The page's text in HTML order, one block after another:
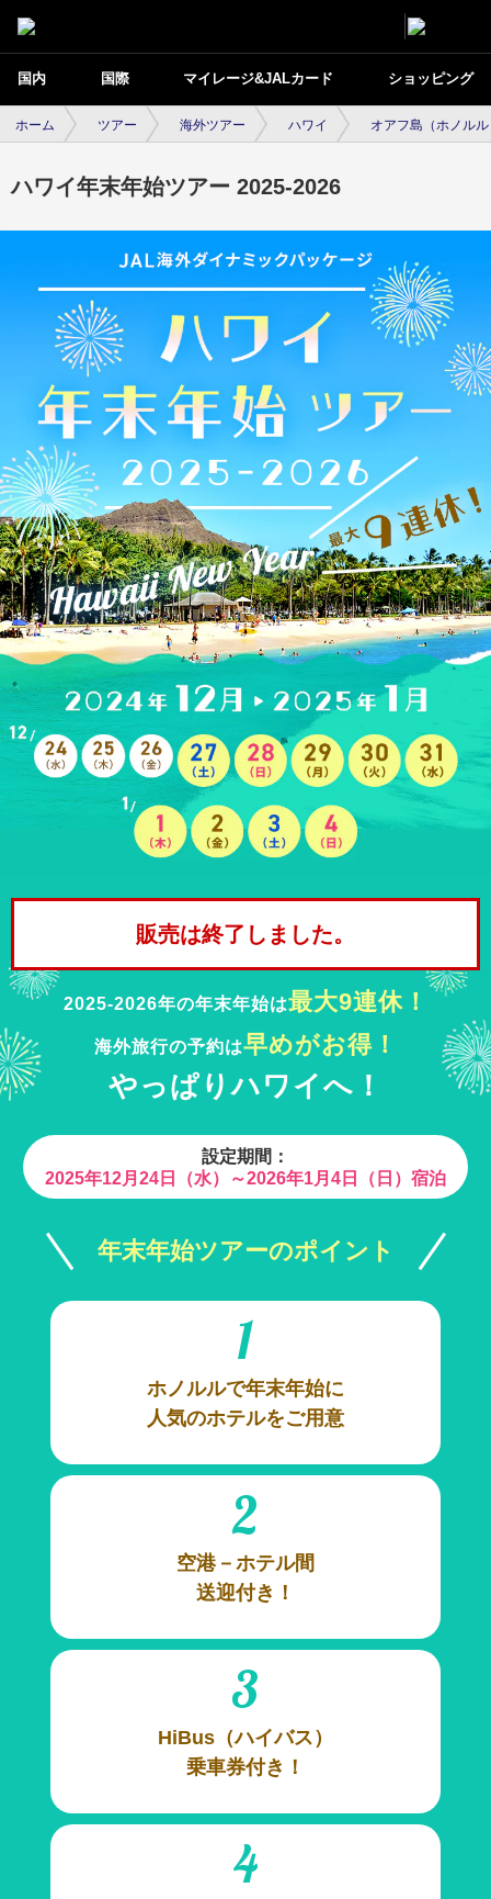
国内 国際 マイレージ&JALカード ショッピング
ホーム ツアー 海外ツアー ハワイ オアフ島（ホノル
ハワイ年末年始ツアー 2025-2026
販売は終了しました。
2025-2026年の年末年始は最大9連休！
海外旅行の予約は早めがお得！
やっぱりハワイへ！
設定期間：
2025年12月24日（水）～2026年1月4日（日）宿泊
年末年始ツアーのポイント
1
ホノルルで年末年始に
人気のホテルをご用意
2
空港－ホテル間
送迎付き！
3
HiBus（ハイバス）
乗車券付き！
4